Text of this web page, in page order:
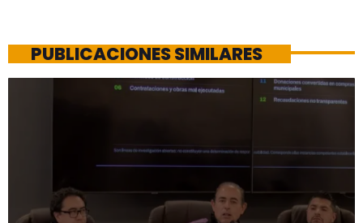
PUBLICACIONES SIMILARES